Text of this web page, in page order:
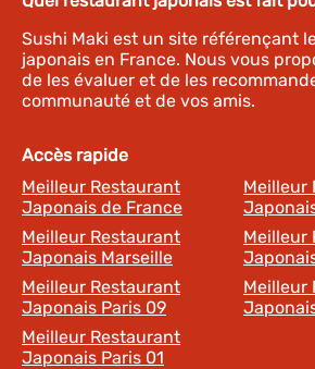
Sushi Maki est un site référençant
japonais en France. Nous vous
de les évaluer et de les
communauté et de vos amis.
Accès rapide
Meilleur Restaurant
Japonais de France
Meilleur
Meilleur Restaurant
Japonais Marseille
Meilleur
Meilleur Restaurant
Japonais Paris 09
Meilleur
Meilleur Restaurant
Japonais Paris 01